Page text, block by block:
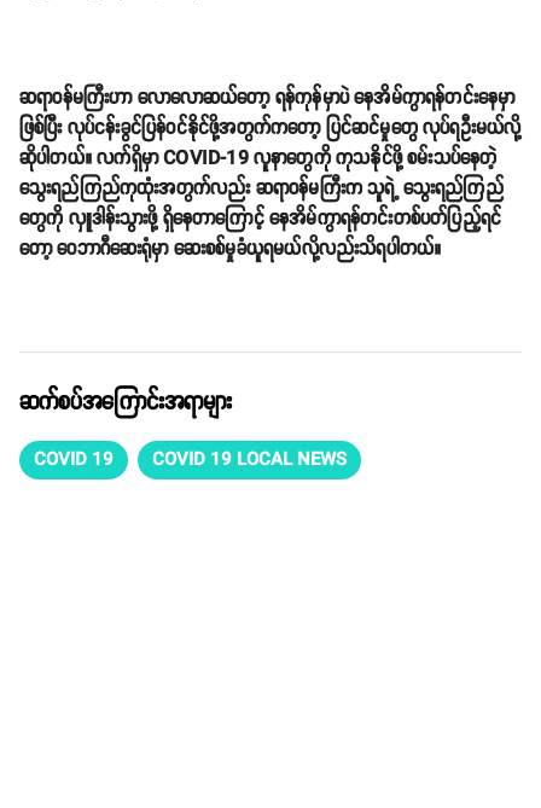
ဆရာဝန်မကြီးဟာ လောလောဆယ်တော့ ရန်ကုန်မှာပဲ နေအိမ်ကွာရန်တင်းနေမှာ
ဖြစ်ပြီး လုပ်ငန်းခွင်ပြန်ဝင်နိုင်ဖို့အတွက်ကတော့ ပြင်ဆင်မှုတွေ လုပ်ရဦးမယ်လို့
ဆိုပါတယ်။ လက်ရှိမှာ COVID-19 လူနာတွေကို ကုသနိုင်ဖို့ စမ်းသပ်နေတဲ့
သွေးရည်ကြည်ကုထုံးအတွက်လည်း ဆရာဝန်မကြီးက သူရဲ့ သွေးရည်ကြည်
တွေကို လှူဒါန်းသွားဖို့ ရှိနေတာကြောင့် နေအိမ်ကွာရန်တင်းတစ်ပတ်ပြည့်ရင်
တော့ ဝေဘာဂီဆေးရုံမှာ ဆေးစစ်မှုခံယူရမယ်လို့လည်းသိရပါတယ်။
ဆက်စပ်အကြောင်းအရာများ
COVID 19 COVID 19 LOCAL NEWS